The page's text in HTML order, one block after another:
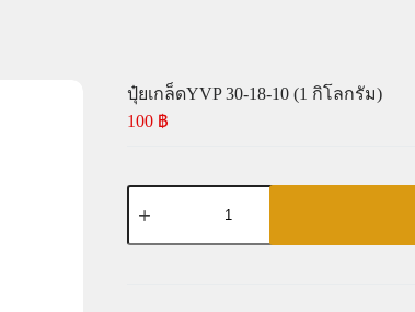
ปุ๋ยเกล็ดYVP 30-18-10 (1 กิโลกรัม)
100 ฿